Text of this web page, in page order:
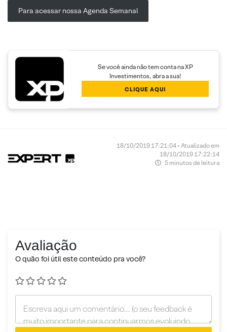
Para acessar nossa Agenda Semanal
Se você ainda não tem conta na XP
Investimentos, abra a sua!
CLIQUE AQUI
18/10/2019 17:21:04 • Atualizado em
18/10/2019 17:22:14
5 minutos de leitura
Avaliação
O quão foi útil este conteúdo pra você?